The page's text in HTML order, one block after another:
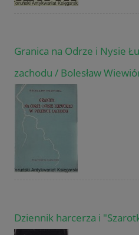
Granica na Odrze i Nysie
zachodu / Bolesław
Dziennik harcerza i